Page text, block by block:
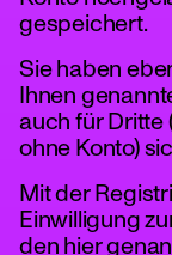
gespeichert.
Sie haben
Ihnen
auch für Dritte
ohne Konto)
Mit der
Einwilligung
den hier